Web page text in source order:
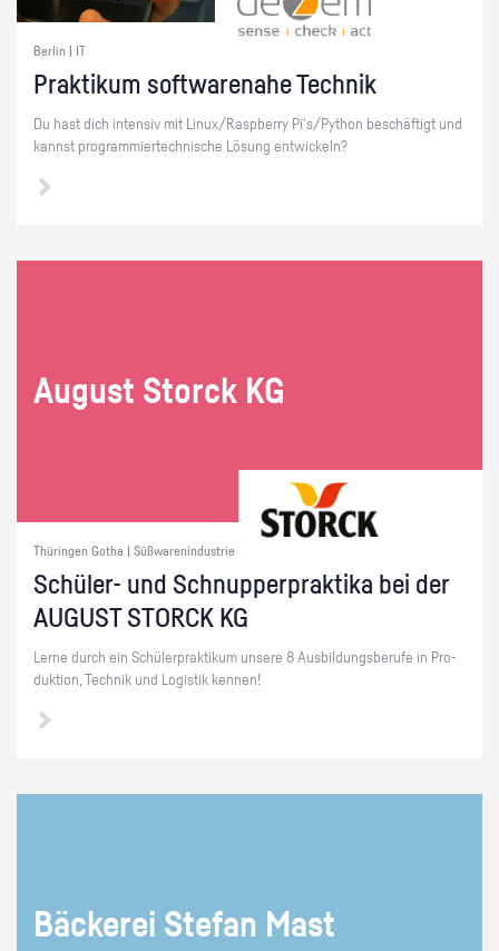
Berlin | IT
Prak­ti­kum soft­ware­na­he Tech­nik
Du hast dich in­ten­siv mit Linux/Raspber­ry Pi's/Py­thon be­schäf­tigt und
kannst pro­gram­mier­tech­ni­sche Lö­sung ent­wi­ckeln?
Au­gust Storck KG
Thüringen Gotha | Süßwarenindustrie
Schü­ler- und Schnup­per­prak­ti­ka bei der
AU­GUST STORCK KG
Lerne durch ein Schü­ler­prak­ti­kum un­se­re 8 Aus­bil­dungs­be­ru­fe in Pro­
duk­ti­on, Tech­nik und Lo­gis­tik ken­nen!
Bä­cke­rei Ste­fan Mast